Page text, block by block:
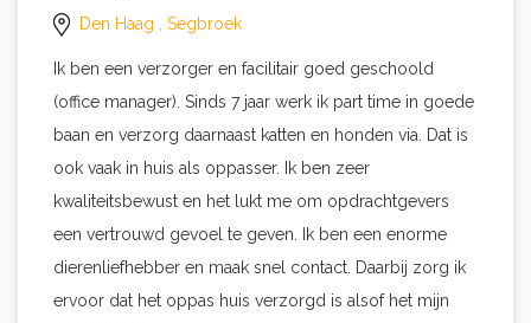
Den Haag , Segbroek
Ik ben een verzorger en facilitair goed geschoold
(office manager). Sinds 7 jaar werk ik part time in goede
baan en verzorg daarnaast katten en honden via. Dat is
ook vaak in huis als oppasser. Ik ben zeer
kwaliteitsbewust en het lukt me om opdrachtgevers
een vertrouwd gevoel te geven. Ik ben een enorme
dierenliefhebber en maak snel contact. Daarbij zorg ik
ervoor dat het oppas huis verzorgd is alsof het mijn